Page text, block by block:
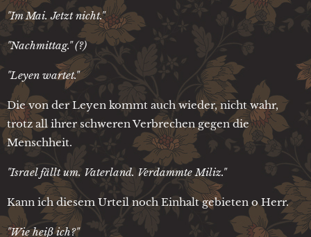
"Im Mai. Jetzt nicht."
"Nachmittag." (?)
"Leyen wartet."
Die von der Leyen kommt auch wieder, nicht wahr,
trotz all ihrer schweren Verbrechen gegen die
Menschheit.
"Israel fällt um. Vaterland. Verdammte Miliz."
Kann ich diesem Urteil noch Einhalt gebieten o Herr.
"Wie heiß ich?"